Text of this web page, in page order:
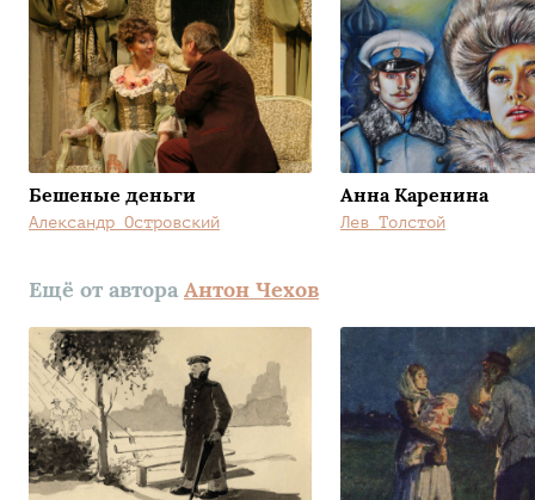
Бешеные деньги
Александр Островский
Анна Каренина
Лев Толстой
Ещё от автора Антон Чехов